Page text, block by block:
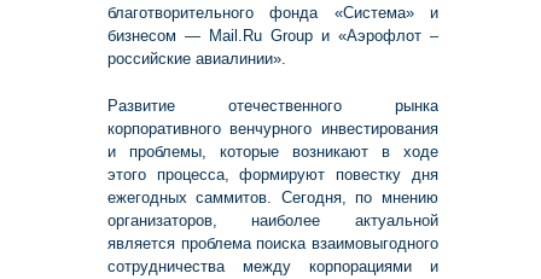
благотворительного фонда «Система» и
бизнесом — Mail.Ru Group и «Аэрофлот –
российские авиалинии».
Развитие отечественного рынка
корпоративного венчурного инвестирования
и проблемы, которые возникают в ходе
этого процесса, формируют повестку дня
ежегодных саммитов. Сегодня, по мнению
организаторов, наиболее актуальной
является проблема поиска взаимовыгодного
сотрудничества между корпорациями и